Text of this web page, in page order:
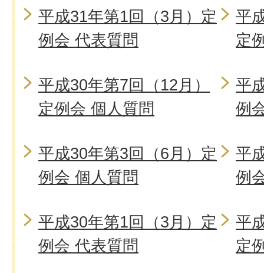
平成31年第1回（3月）定
例会 代表質問
平
定
平成30年第7回（12月）
定例会 個人質問
平
例
平成30年第3回（6月）定
例会 個人質問
平
例
平成30年第1回（3月）定
例会 代表質問
平
定